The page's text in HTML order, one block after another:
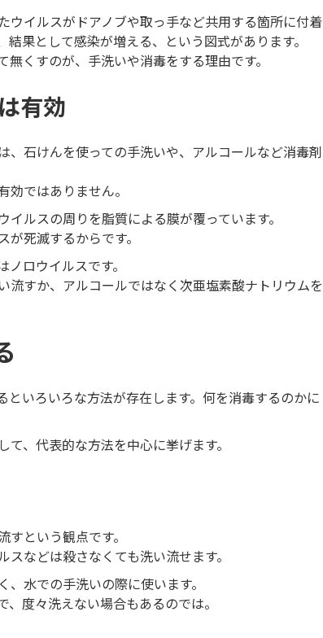
イルスがドアノブや取っ手など共用する箇所に付着
果として感染が増える、という図式があります。
くすのが、手洗いや消毒をする理由です。
有効
石けんを使っての手洗いや、アルコールなど消毒剤
ではありません。
ルスの周りを脂質による膜が覆っています。
死滅するからです。
ロウイルスです。
すか、アルコールではなく次亜塩素酸ナトリウムを
いろいろな方法が存在します。何を消毒するのかに
、代表的な方法を中心に挙げます。
という観点です。
などは殺さなくても洗い流せます。
水での手洗いの際に使います。
度々洗えない場合もあるのでは。